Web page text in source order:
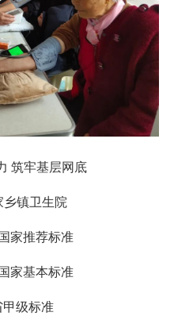
牢基层网底
镇卫生院
推荐标准
基本标准
级标准